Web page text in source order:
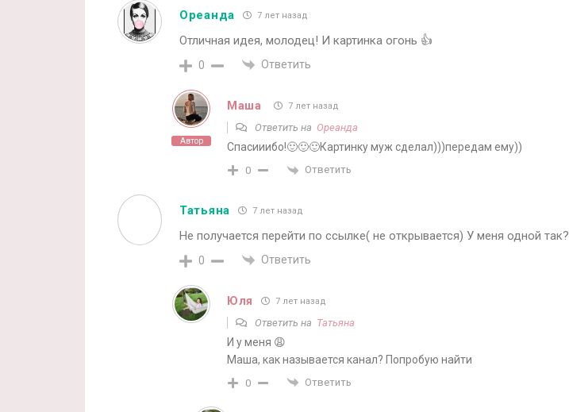
Ореанда 7 лет назад
Отличная идея, молодец! И картинка огонь 👍
0 Ответить
Автор
Маша 7 лет назад
Ответить на Ореанда
Спасииибо!🙂🙂🙂Картинку муж сделал)))передам ему))
0 Ответить
Татьяна 7 лет назад
Не получается перейти по ссылке( не открывается) У меня одной так?
0 Ответить
Юля 7 лет назад
Ответить на Татьяна
И у меня 😩
Маша, как называется канал? Попробую найти
0 Ответить